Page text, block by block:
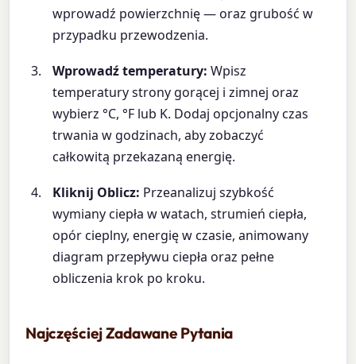
wprowadź powierzchnię — oraz grubość w
przypadku przewodzenia.
Wprowadź temperatury: Wpisz
temperatury strony gorącej i zimnej oraz
wybierz °C, °F lub K. Dodaj opcjonalny czas
trwania w godzinach, aby zobaczyć
całkowitą przekazaną energię.
Kliknij Oblicz: Przeanalizuj szybkość
wymiany ciepła w watach, strumień ciepła,
opór cieplny, energię w czasie, animowany
diagram przepływu ciepła oraz pełne
obliczenia krok po kroku.
Najczęściej Zadawane Pytania